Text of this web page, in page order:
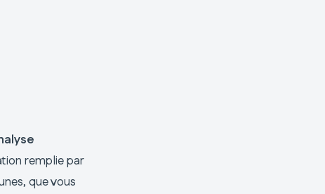
remplie par
que vous